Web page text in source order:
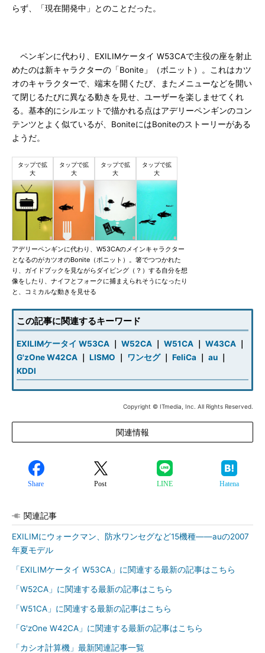
らず、「現在開発中」とのことだった。
ペンギンに代わり、EXILIMケータイ W53CAで主役の座を射止
めたのは新キャラクターの「Bonite」（ボニット）。これはカツ
オのキャラクターで、端末を開くたび、またメニューなどを開い
て閉じるたびに異なる動きを見せ、ユーザーを楽しませてくれ
る。基本的にシルエットで描かれる点はアデリーペンギンのコン
テンツとよく似ているが、BoniteにはBoniteのストーリーがある
ようだ。
アデリーペンギンに代わり、W53CAのメインキャラクター
となるのがカツオのBonite（ボニット）。箸でつつかれた
り、ガイドブックを見ながらダイビング（？）する自分を想
像をしたり、ナイフとフォークに捕まえられそうになったり
と、コミカルな動きを見せる
この記事に関連するキーワード
EXILIMケータイ W53CA W52CA W51CA W43CA
G'zOne W42CA
LISMO ワンセグ｜ FeliCa au
KDDI
Copyright © ITmedia, Inc. All Rights Reserved.
関連情報
Share Post LINE Hatena
関連記事
EXILIMにウォークマン、防水ワンセグなど15機種――auの2007
年夏モデル
「EXILIMケータイ W53CA」に関連する最新の記事はこちら
「W52CA」に関連する最新の記事はこちら
「W51CA」に関連する最新の記事はこちら
「G'zOne W42CA」に関連する最新の記事はこちら
「カシオ計算機」最新関連記事一覧